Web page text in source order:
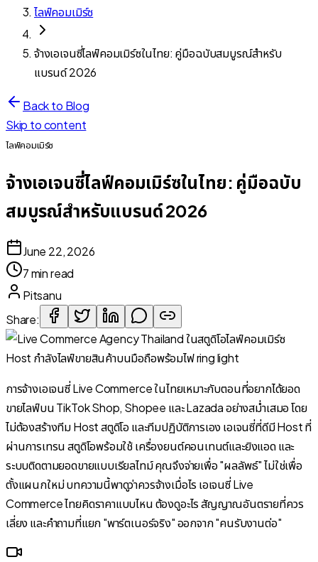
ไลฟ์คอมเมิร์ซ
จ้างเอเจนซี่ไลฟ์คอมเมิร์ซในไทย: คู่มือฉบับสมบูรณ์สำหรับ
แบรนด์ 2026
Back to Blog
Skip to content
ไลฟ์คอมเมิร์ซ
จ้างเอเจนซี่ไลฟ์คอมเมิร์ซในไทย: คู่มือฉบับ
สมบูรณ์สำหรับแบรนด์ 2026
June 22, 2026
7 min read
Pitsanu
Share:
การจ้างเอเจนซี่ Live Commerce ในไทยเหมาะกับตอนที่อยากได้ยอด
ขายไลฟ์บน TikTok Shop, Shopee และ Lazada อย่างสม่ำเสมอ โดย
ไม่ต้องสร้างทีม Host สตูดิโอ และทีมปฏิบัติการเอง เอเจนซี่ที่ดีมี Host ที่
ผ่านการเทรน สตูดิโอพร้อมใช้ เครื่องยนต์คอนเทนต์และยิงแอด และ
ระบบติดตามยอดขายแบบเรียลไทม์ คุณจึงจ่ายเพื่อ "ผลลัพธ์" ไม่ใช่เพื่อ
ตั้งแผนกใหม่ บทความนี้พาดูว่าควรจ้างเมื่อไร เอเจนซี่ Live
Commerce ไทยคิดราคาแบบไหน ต้องดูอะไร สัญญาณอันตรายที่ควร
เลี่ยง และคำถามที่แยก "พาร์ตเนอร์จริง" ออกจาก "คนรับงานต่อ"